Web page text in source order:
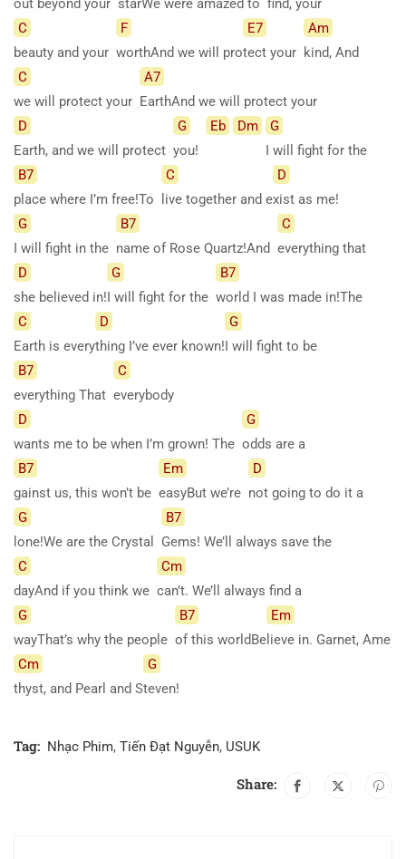
C
beauty and your
F
worthAnd we will pro
E7
tect your
Am
kind, And
C
we will protect your
A7
EarthAnd we will protect your
D
Earth, and we will protect
G
you!
Eb Dm
G
I will fight for the
B7
place where I’m free!To
C
live together and e
D
xist as me!
G
I will fight in the
B7
name of Rose Quartz!And
C
everything that
D
she believed in!
G
I will fight for the
B7
world I was made in!The
C
Earth is every
D
thing I’ve ever known!
G
I will fight to be
B7
everything That
C
everybody
D
wants me to be when I’m grown! The
G
odds are a
B7
gainst us, this won’t be
Em
easyBut we’re
D
not going to do it a
G
lone!We are the Crystal
B7
Gems! We’ll always save the
C
dayAnd if you think we
Cm
can’t. We’ll always find a
G
wayThat’s why the people
B7
of this worldBe
Em
lieve in. Garnet, Ame
Cm
thyst, and Pearl and S
G
teven!
Tag: Nhạc Phim, Tiến Đạt Nguyễn, USUK
Share: